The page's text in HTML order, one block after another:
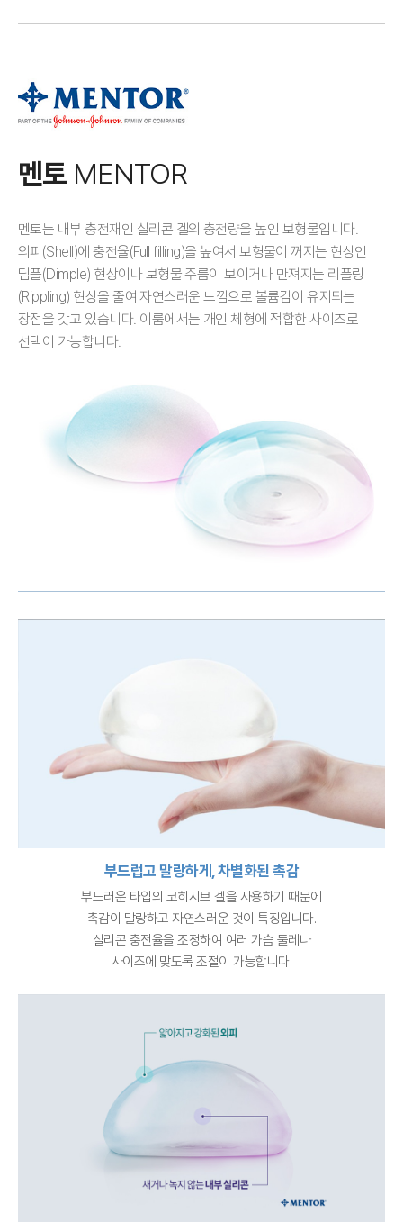
멘토MENTOR
멘토는 내부 충전재인 실리콘 겔의 충전량을 높인 보형물입니다.
외피(Shell)에 충전율(Full filling)을 높여서 보형물이 꺼지는 현상인
딤플(Dimple) 현상이나보형물 주름이 보이거나 만져지는 리플링
(Rippling) 현상을 줄여 자연스러운 느낌으로 볼륨감이 유지되는
장점을 갖고 있습니다. 이룸에서는 개인 체형에 적합한 사이즈로
선택이 가능합니다.
부드럽고 말랑하게, 차별화된 촉감
부드러운 타입의 코히시브 겔을 사용하기 때문에
촉감이 말랑하고 자연스러운 것이 특징입니다.
실리콘 충전율을 조정하여 여러 가슴 둘레나
사이즈에 맞도록 조절이 가능합니다.